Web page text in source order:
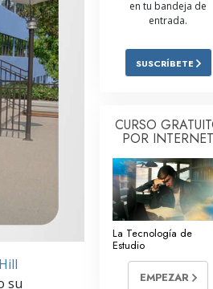
Respuestas a las Drogas
Los Niños
Herramientas para el Entorno Laboral
La Ética y las
La Causa de la Supresión
Investigaciones
Los Fundamentos de la
Los Fundamentos de las Relaciones
su
en tu bandeja de
entrada.
SUSCRÍBETE
CURSO
POR INTERNET
La Tecnología de
Estudio
EMPEZAR